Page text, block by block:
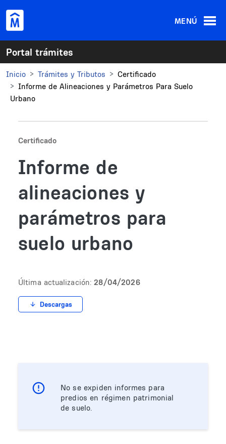
MENÚ
Portal trámites
Inicio Trámites y Tributos
Certificado
Informe de Alineaciones y Parámetros Para Suelo
Urbano
Certificado
Informe de
alineaciones y
parámetros para
suelo urbano
Última actualización: 28/04/2026
Descargas
No se expiden informes para
predios en régimen patrimonial
de suelo.